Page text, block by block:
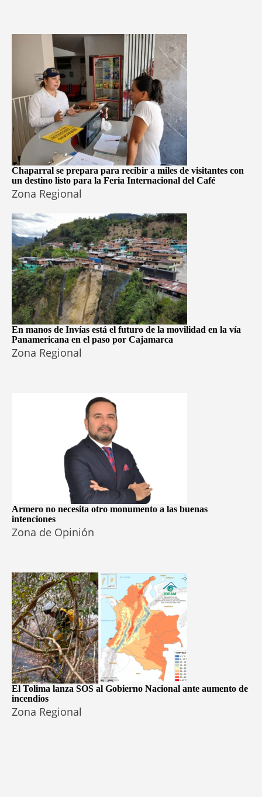
Chaparral se prepara para recibir a miles de visitantes con
un destino listo para la Feria Internacional del Café
Zona Regional
En manos de Invías está el futuro de la movilidad en la vía
Panamericana en el paso por Cajamarca
Zona Regional
Armero no necesita otro monumento a las buenas
intenciones
Zona de Opinión
El Tolima lanza SOS al Gobierno Nacional ante aumento de
incendios
Zona Regional